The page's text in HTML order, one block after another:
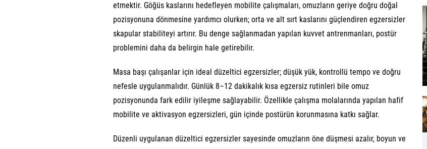
etmektir. Göğüs kaslarını hedefleyen mobilite çalışmaları, omuzların geriye doğru doğal
pozisyonuna dönmesine yardımcı olurken; orta ve alt sırt kaslarını güçlendiren egzersizler
skapular stabiliteyi artırır. Bu denge sağlanmadan yapılan kuvvet antrenmanları, postür
problemini daha da belirgin hale getirebilir.
Masa başı çalışanlar için ideal düzeltici egzersizler; düşük yük, kontrollü tempo ve doğru
nefesle uygulanmalıdır. Günlük 8–12 dakikalık kısa egzersiz rutinleri bile omuz
pozisyonunda fark edilir iyileşme sağlayabilir. Özellikle çalışma molalarında yapılan hafif
mobilite ve aktivasyon egzersizleri, gün içinde postürün korunmasına katkı sağlar.
Düzenli uygulanan düzeltici egzersizler sayesinde omuzların öne düşmesi azalır, boyun ve